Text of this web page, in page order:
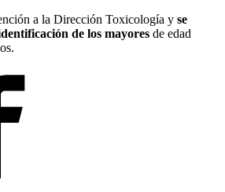
a la Dirección Toxicología y se
de los mayores de edad